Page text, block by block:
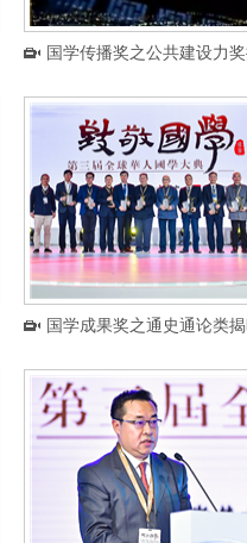
国学传播奖之公共建设力
国学成果奖之通史通论类